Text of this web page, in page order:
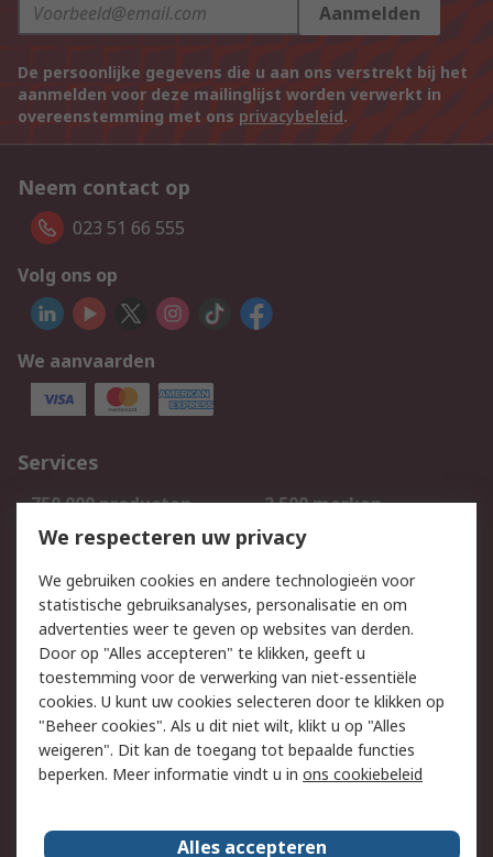
Aanmelden
De persoonlijke gegevens die u aan ons verstrekt bij het
aanmelden voor deze mailinglijst worden verwerkt in
overeenstemming met ons privacybeleid.
Neem contact op
023 51 66 555
Volg ons op
We aanvaarden
Services
750.000 producten
2.500 merken
Bestellen
Inkoopoplossingen
Track & Trace
Wettelijk
Cookiebeleid
Email veiligheid
Privacybeleid
Websitevoorwaarden
Algemene
verkoopvoorwaarden
Over RS
We respecteren uw privacy
We gebruiken cookies en andere technologieën voor
statistische gebruiksanalyses, personalisatie en om
advertenties weer te geven op websites van derden.
Door op "Alles accepteren" te klikken, geeft u
toestemming voor de verwerking van niet-essentiële
cookies. U kunt uw cookies selecteren door te klikken op
"Beheer cookies". Als u dit niet wilt, klikt u op "Alles
weigeren". Dit kan de toegang tot bepaalde functies
beperken. Meer informatie vindt u in ons cookiebeleid
Alles accepteren